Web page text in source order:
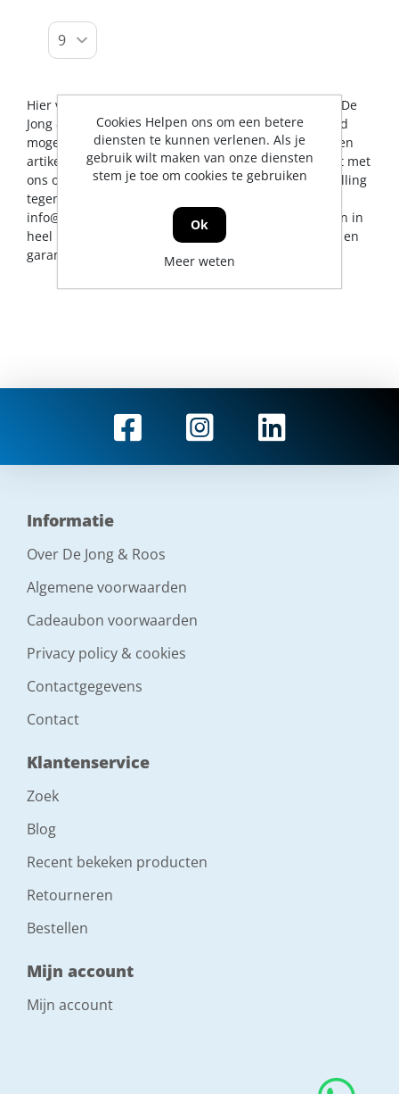
Hier vindt u alles op het gebied van raamsluitingen. De
Jong & Roos BV probeert u op dit gebied een zo breed
mogelijk assortiment aan te bieden. Mocht er toch een
artikel ontbreken, dan kunt u natuurlijk altijd contact met
ons opnemen voor een vakkundig advies en/of bestelling
tegen een scherpe prijs. U kunt ons bereiken via
info@jrs.nl
of telefonisch op 0224-273327. Wij leveren in
heel Nederland, uiteraard met professionele service en
garantievoorwaarden.
Informatie
Over De Jong & Roos
Algemene voorwaarden
Cadeaubon voorwaarden
Privacy policy & cookies
Contactgegevens
Contact
Klantenservice
Zoek
Blog
Recent bekeken producten
Retourneren
Bestellen
Mijn account
Mijn account
Cookies Helpen ons om een betere
diensten te kunnen verlenen. Als je
gebruik wilt maken van onze diensten
stem je toe om cookies te gebruiken
Ok
Meer weten